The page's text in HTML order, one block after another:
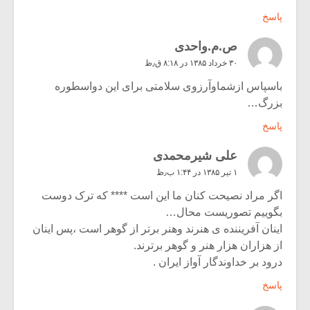
پاسخ
ص.م.واحدی
۳۰ خرداد ۱۳۸۵ در ۸:۱۸ ق٫ظ
باسپاس ازشماوآرزوی سلامتی برای این دواسطوره
بزرگ…
پاسخ
علی شیرمحمدی
۱ تیر ۱۳۸۵ در ۱:۴۴ ب٫ظ
اگر مراد نصیحت کنان ما این است **** که ترک دوست
بگوییم تصوریست محال…
اینان آفریننده ی هنرند وهنر برتر از گوهر است ،پس اینان
از هزاران هزار هنر و گوهر برترند.
درود بر خداوندگار آواز ایران .
پاسخ